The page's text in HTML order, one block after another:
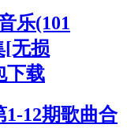
乐(101
[无损
下载
1-12期歌曲合